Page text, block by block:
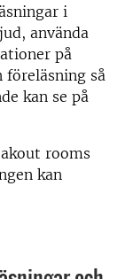
i
använda
på
föreläsning så
kan se på
rooms
kan